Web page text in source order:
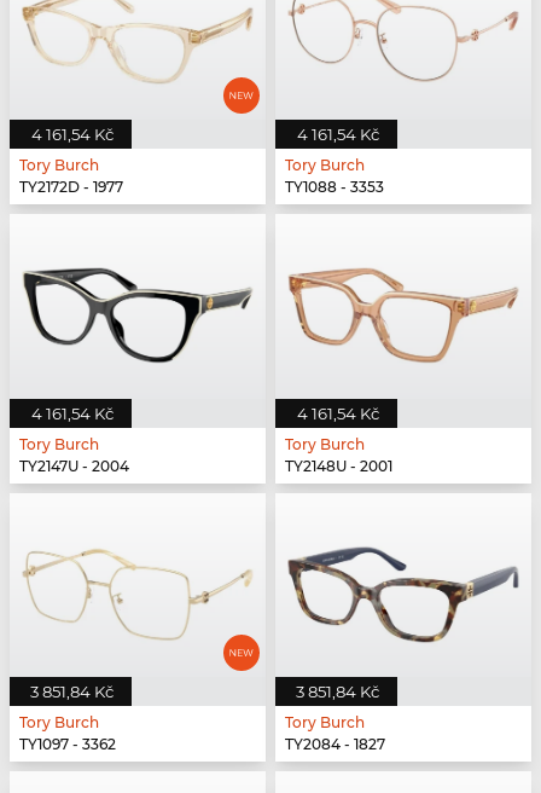
4 161,54 Kč
Tory Burch
TY2172D - 1977
4 161,54 Kč
Tory Burch
TY1088 - 3353
4 161,54 Kč
Tory Burch
TY2147U - 2004
4 161,54 Kč
Tory Burch
TY2148U - 2001
3 851,84 Kč
Tory Burch
TY1097 - 3362
3 851,84 Kč
Tory Burch
TY2084 - 1827